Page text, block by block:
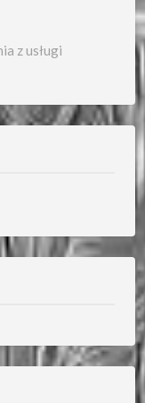
z usługi